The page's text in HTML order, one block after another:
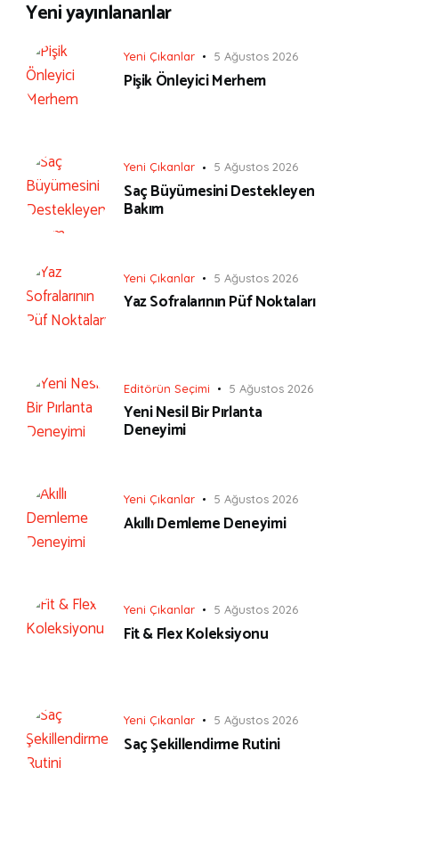
Yeni yayınlananlar
Yeni Çıkanlar 5 Ağustos 2026
Pişik Önleyici Merhem
Yeni Çıkanlar 5 Ağustos 2026
Saç Büyümesini Destekleyen
Bakım
Yeni Çıkanlar 5 Ağustos 2026
Yaz Sofralarının Püf Noktaları
Editörün Seçimi 5 Ağustos 2026
Yeni Nesil Bir Pırlanta
Deneyimi
Yeni Çıkanlar 5 Ağustos 2026
Akıllı Demleme Deneyimi
Yeni Çıkanlar 5 Ağustos 2026
Fit & Flex Koleksiyonu
Yeni Çıkanlar 5 Ağustos 2026
Saç Şekillendirme Rutini